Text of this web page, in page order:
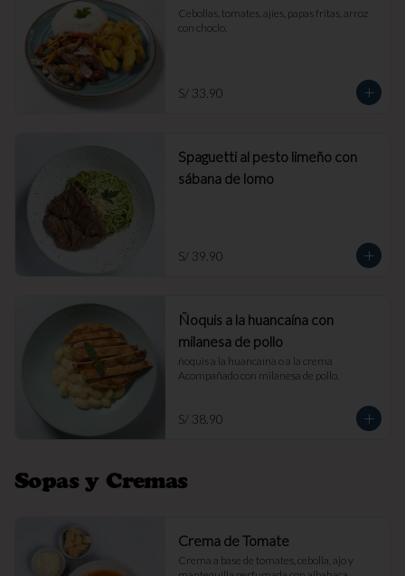
Cebollas, tomates, ajíes, papas fritas, arroz
con choclo.
S/ 33.90
Spaguetti al pesto limeño con
sábana de lomo
S/ 39.90
Ñoquis a la huancaína con
milanesa de pollo
ñoquis a la huancaína o a la crema
Acompañado con milanesa de pollo.
S/ 38.90
Sopas y Cremas
Crema de Tomate
Crema a base de tomates, cebolla, ajo y